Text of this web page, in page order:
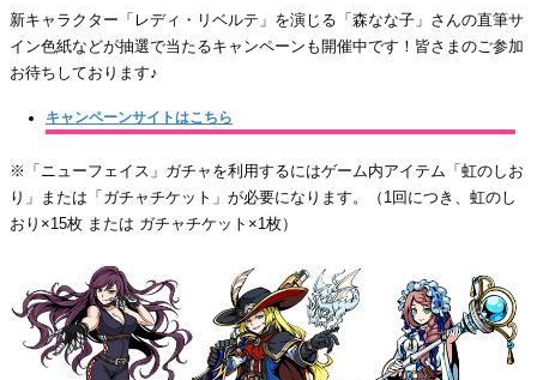
新キャラクター「レディ・リベルテ」を演じる「森なな子」さんの直筆サ
イン色紙などが抽選で当たるキャンペーンも開催中です！皆さまのご参加
お待ちしております♪
キャンペーンサイトはこちら
※「ニューフェイス」ガチャを利用するにはゲーム内アイテム「虹のしお
り」または「ガチャチケット」が必要になります。（1回につき、虹のし
おり×15枚 または ガチャチケット×1枚）